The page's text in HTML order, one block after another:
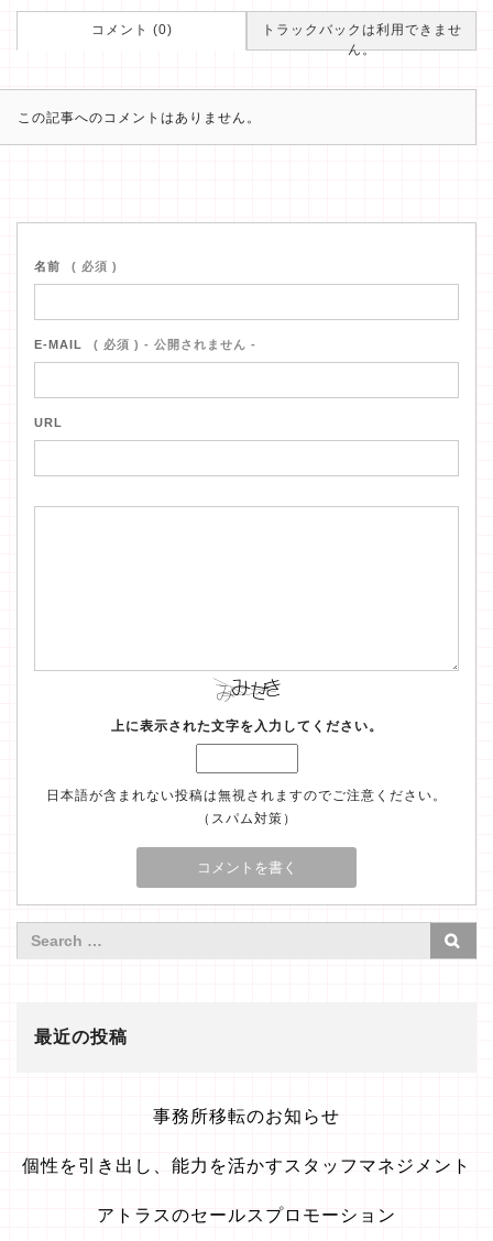
コメント (0)
トラックバックは利用できませ
ん。
この記事へのコメントはありません。
名前 ( 必須 )
E-MAIL ( 必須 ) - 公開されません -
URL
上に表示された文字を入力してください。
日本語が含まれない投稿は無視されますのでご注意ください。
（スパム対策）
最近の投稿
事務所移転のお知らせ
個性を引き出し、能力を活かすスタッフマネジメント
アトラスのセールスプロモーション